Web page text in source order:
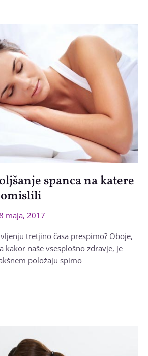
spanca na katere
maja, 2017
tretjino časa prespimo? Oboje,
kakor naše vsesplošno zdravje, je
položaju spimo